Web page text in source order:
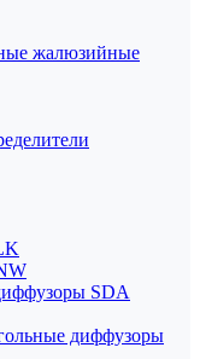
жалюзийные
SDA
диффузоры